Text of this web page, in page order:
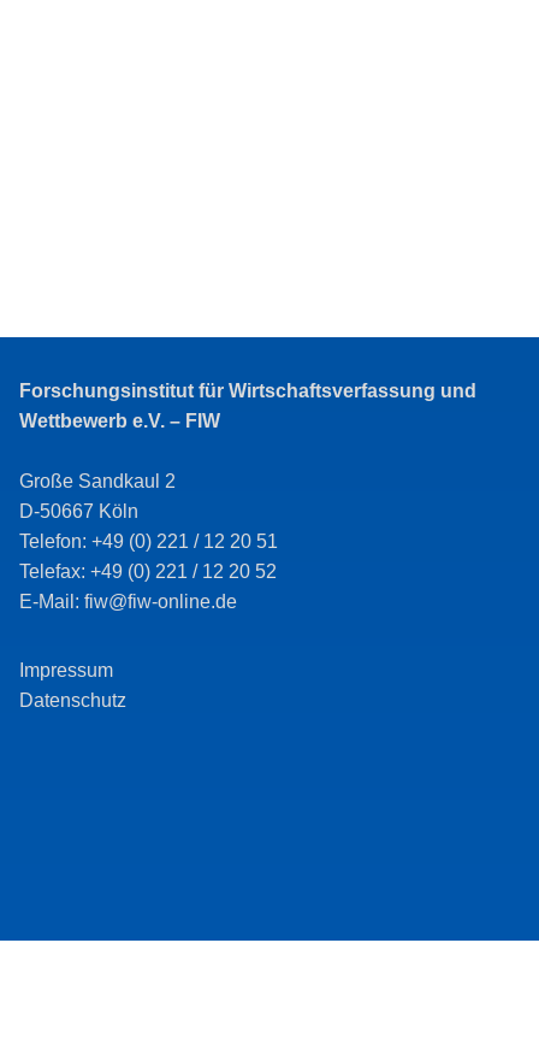
Forschungsinstitut für Wirtschaftsverfassung und
Wettbewerb e.V. – FIW
Große Sandkaul 2
D-50667 Köln
Telefon: +49 (0) 221 / 12 20 51
Telefax: +49 (0) 221 / 12 20 52
E-Mail: fiw@fiw-online.de
Impressum
Datenschutz